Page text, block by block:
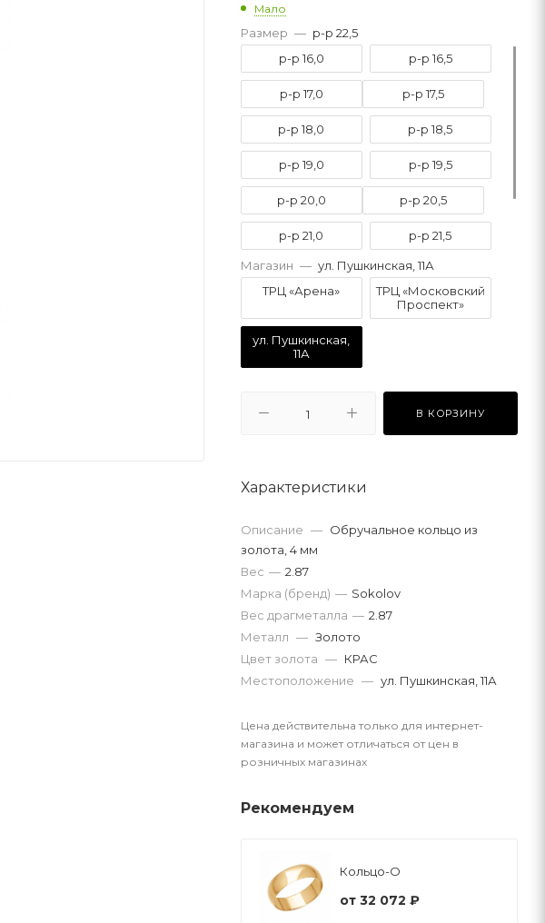
Мало
Размер — р-р 22,5
р-р 16,0
р-р 16,5
р-р 17,0 р-р 17,5
р-р 18,0 р-р 18,5
р-р 19,0 р-р 19,5
р-р 20,0 р-р 20,5
р-р 21,0 р-р 21,5
р-р 22,0 р-р 22,5
Магазин — ул. Пушкинская, 11А
ТРЦ «Арена»
ТРЦ «Московский
Проспект»
ул. Пушкинская,
11А
В КОРЗИНУ
Характеристики
Описание — Обручальное кольцо из
золота, 4 мм
Вес драгметалла — 2.87
Марка (бренд) — Sokolov
Вес — 2.87
Металл — Золото
Цвет золота — КРАС
Местоположение — ул. Пушкинская, 11А
Цена действительна только для интернет-
магазина и может отличаться от цен в
розничных магазинах
Рекомендуем
Кольцо-О
от 32 072 ₽